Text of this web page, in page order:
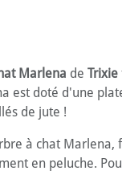
Marlena de Trixie
est doté d'une
de jute !
à chat
en peluche.